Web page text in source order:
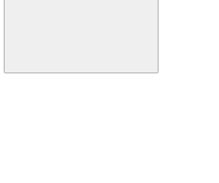
Buscar